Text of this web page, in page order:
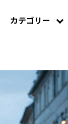
カテゴリー